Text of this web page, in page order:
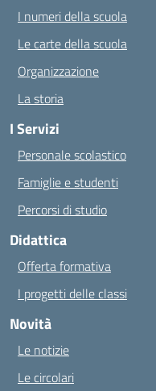
I numeri della scuola
Le carte della scuola
Organizzazione
La storia
I Servizi
Personale scolastico
Famiglie e studenti
Percorsi di studio
Didattica
Offerta formativa
I progetti delle classi
Novità
Le notizie
Le circolari